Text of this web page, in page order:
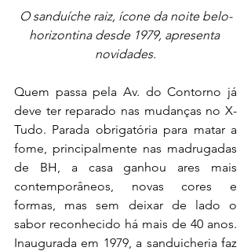
O sanduíche raiz, ícone da noite belo-
horizontina desde 1979, apresenta
novidades.
Quem passa pela Av. do Contorno já
deve ter reparado nas mudanças no X-
Tudo. Parada obrigatória para matar a
fome, principalmente nas madrugadas
de BH, a casa ganhou ares mais
contemporâneos, novas cores e
formas, mas sem deixar de lado o
sabor reconhecido há mais de 40 anos.
Inaugurada em 1979, a sanduicheria faz